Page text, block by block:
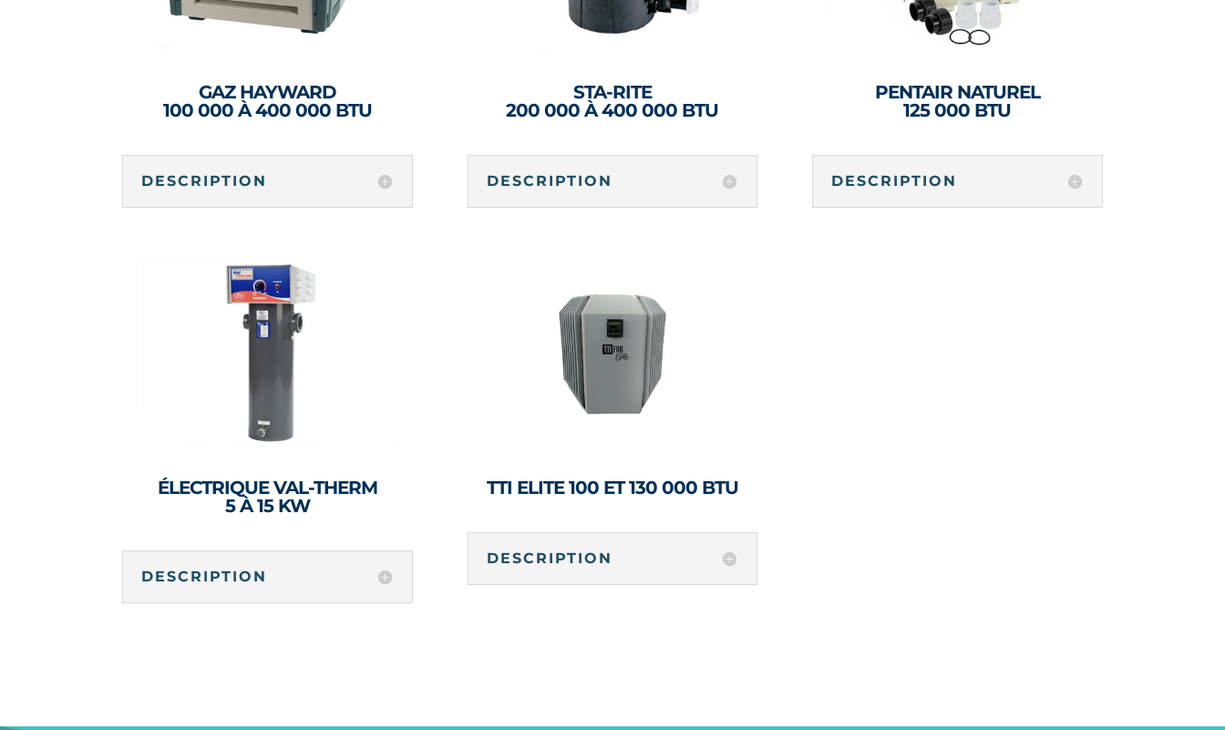
GAZ HAYWARD
100 000 À 400 000 BTU
DESCRIPTION
STA-RITE
200 000 À 400 000 BTU
DESCRIPTION
PENTAIR NATUREL
125 000 BTU
DESCRIPTION
ÉLECTRIQUE VAL-THERM
5 À 15 KW
DESCRIPTION
TTI ELITE 100 ET 130 000 BTU
DESCRIPTION